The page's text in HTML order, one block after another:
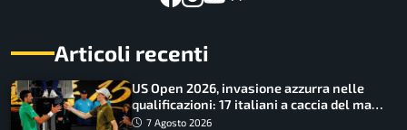
Articoli recenti
US Open 2026, invasione azzurra nelle
qualificazioni: 17 italiani a caccia del main
draw7 Agosto 2026